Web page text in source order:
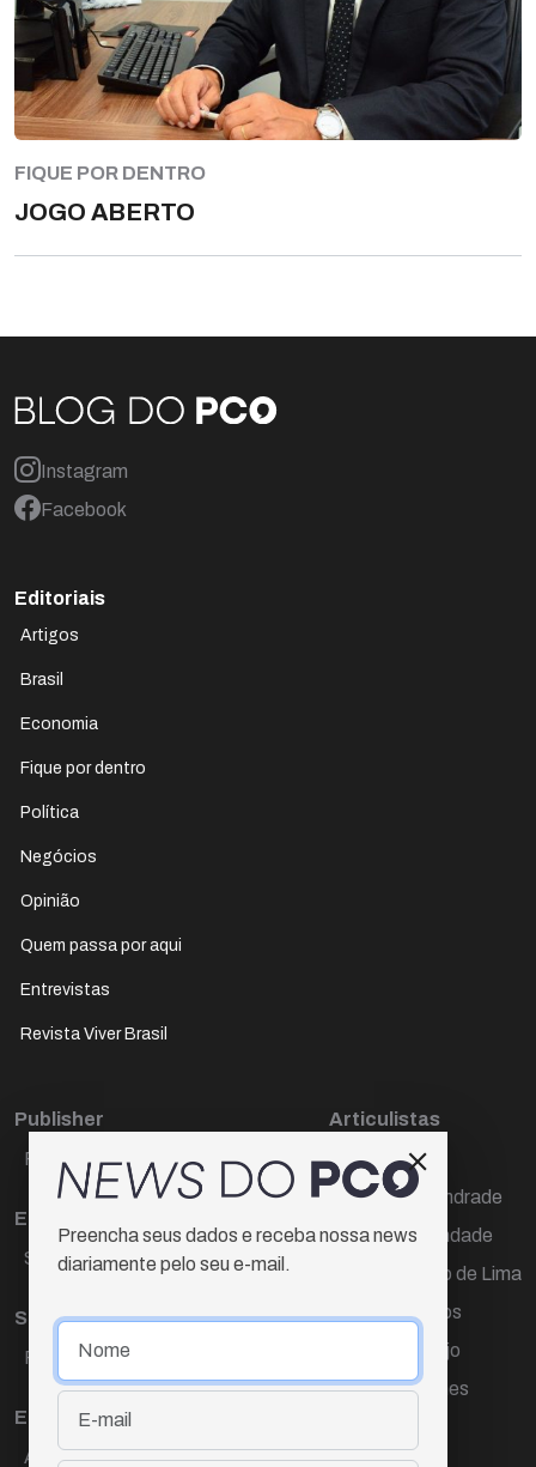
FIQUE POR DENTRO
JOGO ABERTO
Instagram
Facebook
Editoriais
Artigos
Brasil
Economia
Fique por dentro
Política
Negócios
Opinião
Quem passa por aqui
Entrevistas
Revista Viver Brasil
Publisher
Paulo Cesar de Oliveira
Editora Chefe
Sueli Cotta
Sub-editora
Raquel Ayres
Equipe
Ana Lúcia Cortez
Articulistas
Décio Freire
Dr Marcos Andrade
Hamilton Trindade
Igor Carvalho de Lima
Mario Campos
Renata Araújo
Wagner Gomes
Preencha seus dados e receba nossa news
diariamente pelo seu e-mail.